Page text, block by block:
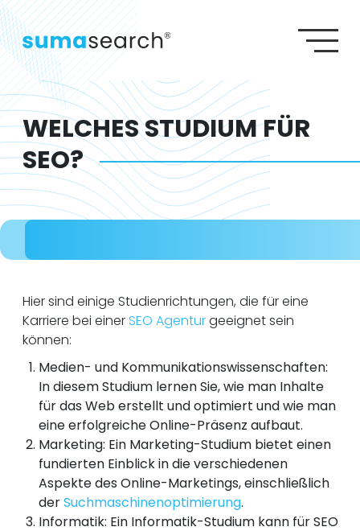
Agenturleistungen Lexikon Wiki
Über uns
Karriere Kontakt
SSEO AGENTUR
SSEA AGENTUR
G
GEO AGENTUR
W
WEBDESIGN AGENTUR
WELCHES STUDIUM FÜR
SEO?
Hier sind einige Studienrichtungen, die für eine
Karriere bei einer SEO Agenturgeeignet sein
können:
Medien- und Kommunikationswissenschaften:
In diesem Studium lernen Sie, wie man Inhalte
für das Web erstellt und optimiert und wie man
eine erfolgreiche Online-Präsenz aufbaut.
Marketing: Ein Marketing-Studium bietet einen
fundierten Einblick in die verschiedenen
Aspekte des Online-Marketings, einschließlich
derSuchmaschinenoptimierung.
Informatik: Ein Informatik-Studium kann für SEO